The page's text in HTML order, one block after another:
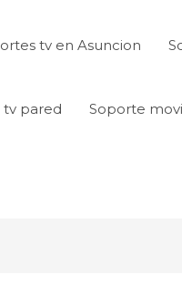
tv en Asuncion
tv pared Soporte